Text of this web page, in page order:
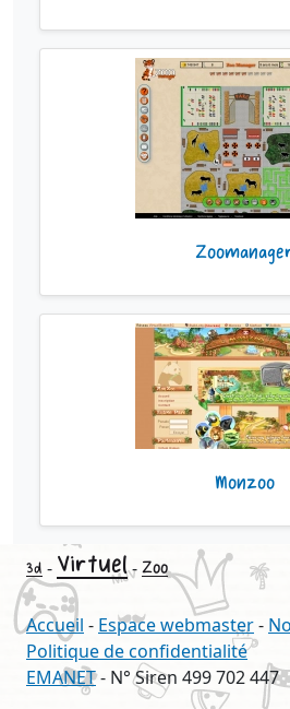
Monzoo
3d - Virtuel- Zoo
Accueil - Espace webmaster-
Politique de confidentialité
EMANET- N° Siren 499 702 447